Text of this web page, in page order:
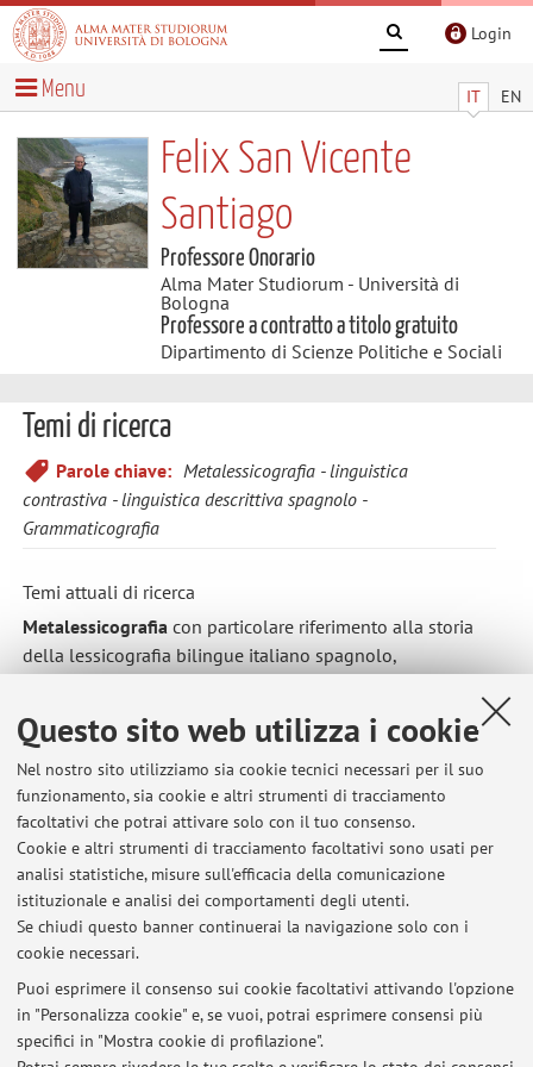
Questo sito web utilizza i cookie
Nel nostro sito utilizziamo sia cookie tecnici necessari per il suo
funzionamento, sia cookie e altri strumenti di tracciamento
facoltativi che potrai attivare solo con il tuo consenso.
Cookie e altri strumenti di tracciamento facoltativi sono usati per
analisi statistiche, misure sull'efficacia della comunicazione
istituzionale e analisi dei comportamenti degli utenti.
Se chiudi questo banner continuerai la navigazione solo con i
cookie necessari.
Puoi esprimere il consenso sui cookie facoltativi attivando l'opzione
in "Personalizza cookie" e, se vuoi, potrai esprimere consensi più
specifici in "Mostra cookie di profilazione".
Login
IT EN
Menu
Felix San Vicente
Santiago
Professore Onorario
Alma Mater Studiorum - Università di
Bologna
Professore a contratto a titolo gratuito
Dipartimento di Scienze Politiche e Sociali
Temi di ricerca
Parole chiave: Metalessicografia
linguistica
contrastiva
linguistica descrittiva spagnolo
Grammaticografia
Temi attuali di ricerca
Metalessicografia con particolare riferimento alla storia
della lessicografia bilingue italiano spagnolo,
Grammaticografia: con particolare riferimento alla storia
delle grammatiche di spagnolo per italofono, alla
catalogazione delle opere e studio
critico. [http://www.contrastiva.it/]
Digital humanities:edizioni critiche di grammatiche (sec-XVI-
XVIII) di spagnolo per italofoni. [http://www.epigrama.eu/]
Ultimi avvisi